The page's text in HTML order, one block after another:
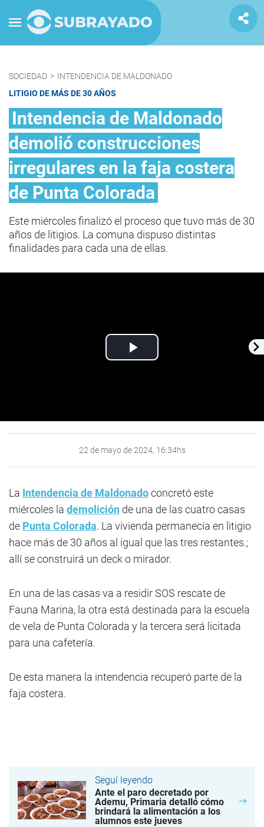
SOCIEDAD > INTENDENCIA DE MALDONADO
LITIGIO DE MÁS DE 30 AÑOS
Intendencia de Maldonado
demolió construcciones
irregulares en la faja costera
de Punta Colorada
Este miércoles finalizó el proceso que tuvo más de 30
años de litigios. La comuna dispuso distintas
finalidades para cada una de ellas.
Play
22 de mayo de 2024, 16:34hs
La Intendencia de Maldonadoconcretó este
miércoles la demolición de una de las cuatro casas
de Punta Colorada. La vivienda permanecía en litigio
hace más de 30 años al igual que las tres restantes.;
allí se construirá un deck o mirador.
En una de las casas va a residir SOS rescate de
Fauna Marina, la otra está destinada para la escuela
de vela de Punta Colorada y la tercera será licitada
para una cafetería.
De esta manera la intendencia recuperó parte de la
faja costera.
Seguí leyendo
Ante el paro decretado por
Ademu, Primaria detalló cómo
brindará la alimentación a los
alumnos este jueves